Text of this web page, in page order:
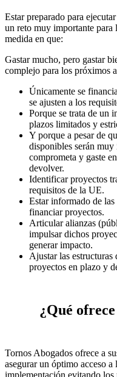
Estar preparado para
un reto muy importante para
medida en que:
Gastar mucho, pero gastar
complejo para los próximos
Únicamente se
se ajusten a los
Porque se trata de un
plazos limitados y
Y porque a pesar de
disponibles serán
comprometa y gaste
devolver.
Identificar proyectos
requisitos de la UE.
Estar informado de
financiar proyectos.
Articular alianzas
impulsar dichos
generar impacto.
Ajustar las estructuras
proyectos en plazo y
¿Qué
Tornos Abogados ofrece a
asegurar un óptimo acceso